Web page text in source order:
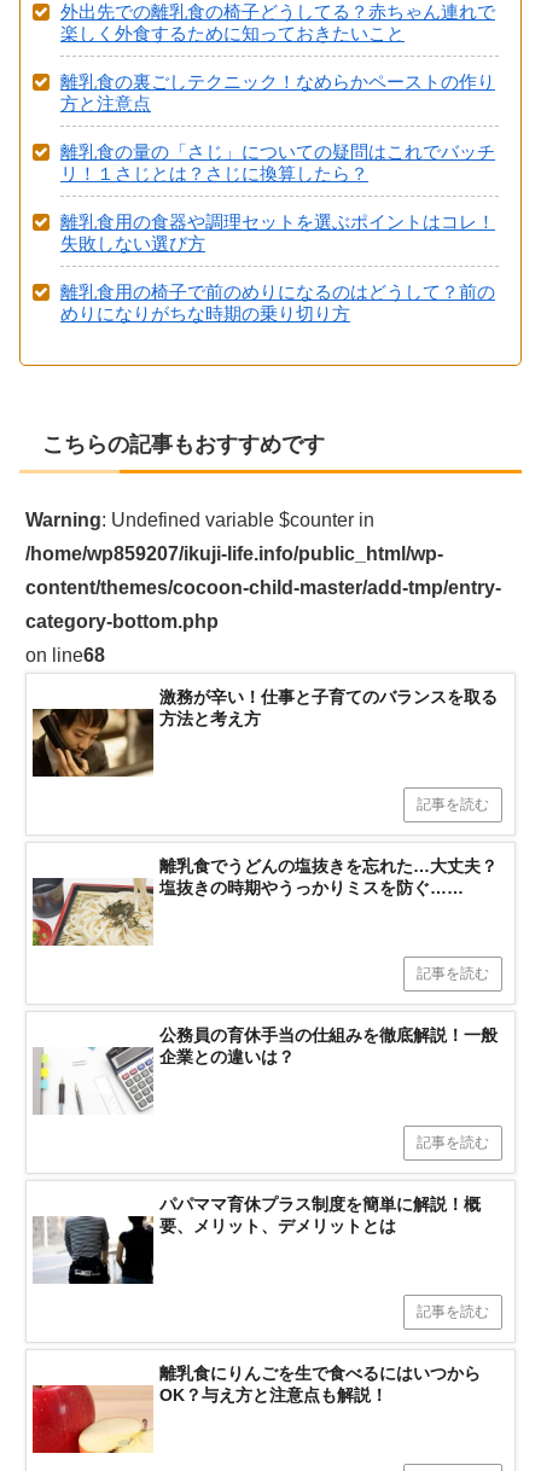
外出先での離乳食の椅子どうしてる？赤ちゃん連れで
楽しく外食するために知っておきたいこと
離乳食の裏ごしテクニック！なめらかペーストの作り
方と注意点
離乳食の量の「さじ」についての疑問はこれでバッチ
リ！１さじとは？さじに換算したら？
離乳食用の食器や調理セットを選ぶポイントはコレ！
失敗しない選び方
離乳食用の椅子で前のめりになるのはどうして？前の
めりになりがちな時期の乗り切り方
こちらの記事もおすすめです
Warning: Undefined variable $counter in
/home/wp859207/ikuji-life.info/public_html/wp-
content/themes/cocoon-child-master/add-tmp/entry-
category-bottom.php
on line68
激務が辛い！仕事と子育てのバランスを取る
方法と考え方
記事を読む
離乳食でうどんの塩抜きを忘れた…大丈夫？
塩抜きの時期やうっかりミスを防ぐ……
記事を読む
公務員の育休手当の仕組みを徹底解説！一般
企業との違いは？
記事を読む
パパママ育休プラス制度を簡単に解説！概
要、メリット、デメリットとは
記事を読む
離乳食にりんごを生で食べるにはいつから
OK？与え方と注意点も解説！